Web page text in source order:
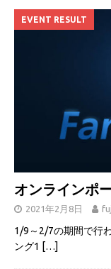
EVENT RESULT
オンラインポ
2021年2月8日
1/9～2/7の期間で行
ング1 […]